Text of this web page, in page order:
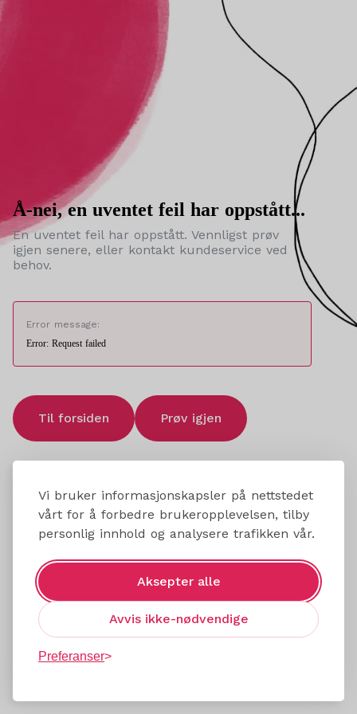
Vi bruker informasjonskapsler på nettstedet
vårt for å forbedre brukeropplevelsen, tilby
personlig innhold og analysere trafikken vår.
Aksepter alle
Avvis ikke-nødvendige
Preferanser
Å-nei, en uventet feil har oppstått...
En uventet feil har oppstått. Vennligst prøv
igjen senere, eller kontakt kundeservice ved
behov.
Error message:
Error: Request failed
Til forsiden Prøv igjen